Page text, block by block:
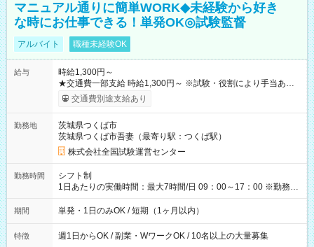
マニュアル通りに簡単WORK◆未経験から好き
な時にお仕事できる！単発OK◎試験監督
アルバイト 職種未経験OK
給与
時給1,300円～
★交通費一部支給 時給1,300円～ ※試験・役割により手当あり
※勤務回数により昇給あり 【即給（前払い）オプションあ
り！】 希望される場合、勤務から1週間ほどで給与の一部を受け
例】 ・河合塾模擬試験 8:30～17:30（休憩1時間） 時給1,300円
×8時間＝日収10,400円＋交通費 ※当日の役割により時給＋100
円の場合あり ・国家試験 7:00～13:30（休憩なし） 時給1,300
円（役割手当＋100円）×6時間＝日収8,400円＋交通費 【試用期
間】試用期間なし
交通費別途支給あり
勤務地
茨城県つくば市
茨城県つくば市吾妻（最寄り駅：つくば駅）
株式会社全国試験運営センター
勤務時間
シフト制
1日あたりの実働時間：最大7時間/日 09：00～17：00 ※勤務時
間は 試験により異なります。
期間 単発・1日のみOK / 短期（1ヶ月以内）
特徴 週1日からOK / 副業・WワークOK / 10名以上の大量募集